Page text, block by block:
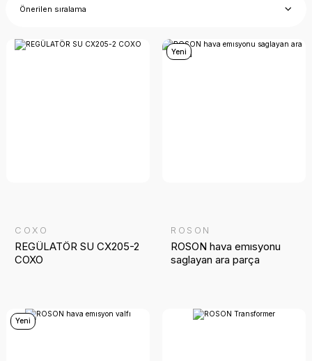
COXO
REGÜLATÖR SU CX205-2
COXO
Yeni
ROSON
ROSON hava emısyonu
saglayan ara parça
Yeni